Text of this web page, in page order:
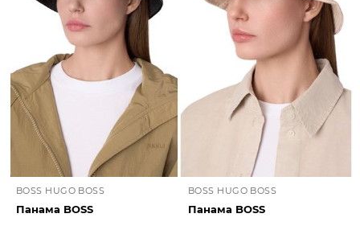
BOSS HUGO BOSS
Панама BOSS
BOSS HUGO BOSS
Панама BOSS